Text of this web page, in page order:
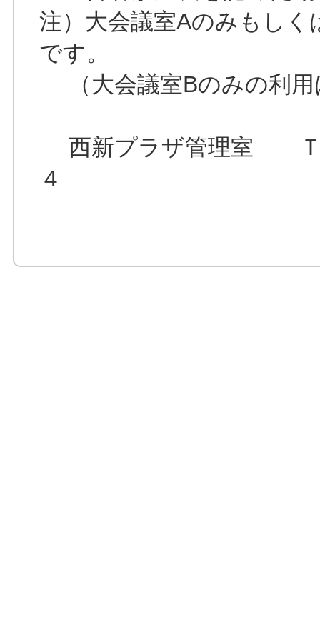
注）大会議室Aのみもしく
です。
（大会議室Bのみの利用
西新プラザ管理室 Ｔ
４